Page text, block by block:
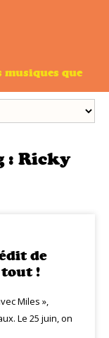
musiques que
: Ricky
de
tout !
Miles »,
Le 25 juin, on